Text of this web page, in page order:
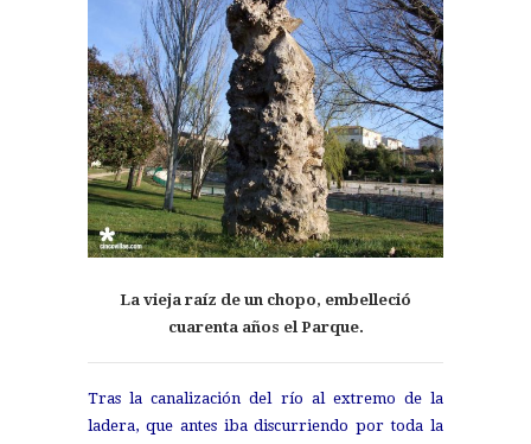
La vieja raíz de un chopo, embelleció
cuarenta años el Parque.
Tras la canalización del río al extremo de la
ladera, que antes iba discurriendo por toda la